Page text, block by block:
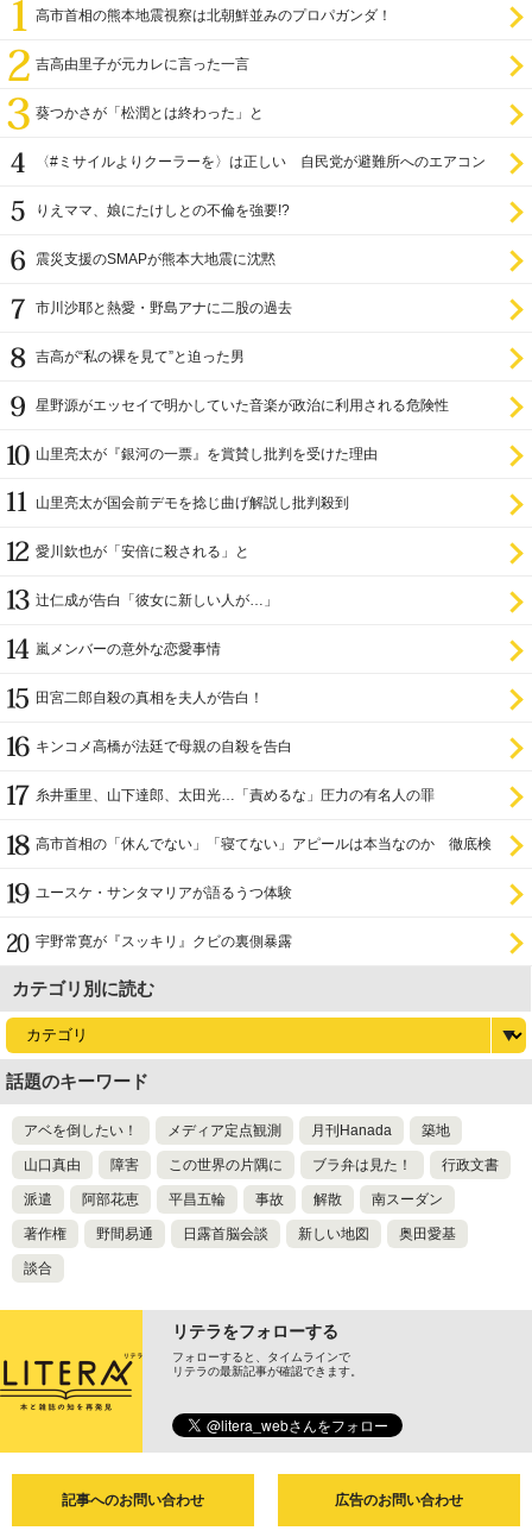
高市首相の熊本地震視察は北朝鮮並みのプロパガンダ！
吉高由里子が元カレに言った一言
葵つかさが「松潤とは終わった」と
〈#ミサイルよりクーラーを〉は正しい 自民党が避難所へのエアコン
りえママ、娘にたけしとの不倫を強要!?
震災支援のSMAPが熊本大地震に沈黙
市川沙耶と熱愛・野島アナに二股の過去
吉高が“私の裸を見て”と迫った男
星野源がエッセイで明かしていた音楽が政治に利用される危険性
山里亮太が『銀河の一票』を賞賛し批判を受けた理由
山里亮太が国会前デモを捻じ曲げ解説し批判殺到
愛川欽也が「安倍に殺される」と
辻仁成が告白「彼女に新しい人が…」
嵐メンバーの意外な恋愛事情
田宮二郎自殺の真相を夫人が告白！
キンコメ高橋が法廷で母親の自殺を告白
糸井重里、山下達郎、太田光…「責めるな」圧力の有名人の罪
高市首相の「休んでない」「寝てない」アピールは本当なのか 徹底検
ユースケ・サンタマリアが語るうつ体験
宇野常寛が『スッキリ』クビの裏側暴露
カテゴリ別に読む
話題のキーワード
アベを倒したい！ メディア定点観測 月刊Hanada 築地
山口真由 障害 この世界の片隅に ブラ弁は見た！ 行政文書
派遣 阿部花恵 平昌五輪 事故 解散 南スーダン
著作権 野間易通 日露首脳会談 新しい地図 奥田愛基
談合
リテラをフォローする
フォローすると、タイムラインで
リテラの最新記事が確認できます。
記事へのお問い合わせ 広告のお問い合わせ